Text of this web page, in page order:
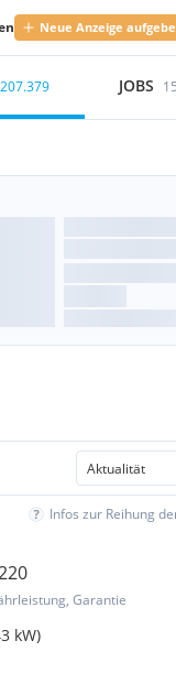
Neue Anzeige
207.379 JOBS
Infos zur Reihung
Garantie
kW)